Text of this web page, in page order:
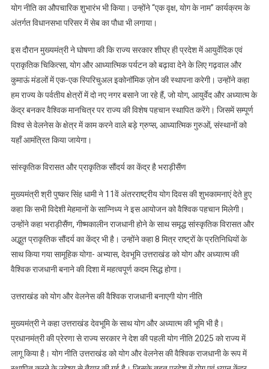
की
राजधानी
योग नीति का औपचारिक शुभारंभ भी किया। उन्होंने “एक वृक्ष, योग के नाम” कार्यक्रम के
अंतर्गत विधानसभा परिसर में सेब का पौधा भी लगाया।
इस दौरान मुख्यमंत्री ने घोषणा की कि राज्य सरकार शीघ्र ही प्रदेश में आयुर्वेदिक एवं
प्राकृतिक चिकित्सा, योग और आध्यात्मिक पर्यटन को बढ़ावा देने के लिए गढ़वाल और
कुमाऊं मंडलों में एक-एक स्पिरिचुअल इकोनॉमिक ज़ोन की स्थापना करेगी। उन्होंने कहा
हम राज्य के पर्वतीय क्षेत्रों में दो नए नगर बसाने जा रहे हैं, जो योग, आयुर्वेद और अध्यात्म के
केंद्र बनकर वैश्विक मानचित्र पर राज्य की विशेष पहचान स्थापित करेंगे। जिसमें सम्पूर्ण
विश्व से वेलनेस के क्षेत्र में काम करने वाले बड़े ग्रुप्स, आध्यात्मिक गुरुओं, संस्थानों को
यहाँ आमंत्रित किया जायेगा।
सांस्कृतिक विरासत और प्राकृतिक सौंदर्य का केंद्र है भराड़ीसैंण
मुख्यमंत्री श्री पुष्कर सिंह धामी ने 11वें अंतरराष्ट्रीय योग दिवस की शुभकामनाएं देते हुए
कहा कि सभी विदेशी मेहमानों के सान्निध्य ने इस आयोजन को वैश्विक पहचान मिलेगी।
उन्होंने कहा भराड़ीसैंण, गीष्मकालीन राजधानी होने के साथ समृद्ध सांस्कृतिक विरासत और
अद्भुत प्राकृतिक सौंदर्य का केंद्र भी है। उन्होंने कहा 8 मित्र राष्ट्रों के प्रतिनिधियों के
साथ किया गया सामूहिक योगा- अभ्यास, देवभूमि उत्तराखंड को योग और अध्यात्म की
वैश्विक राजधानी बनाने की दिशा में महत्वपूर्ण कदम सिद्ध होगा।
उत्तराखंड को योग और वेलनेस की वैश्विक राजधानी बनाएगी योग नीति
मुख्यमंत्री ने कहा उत्तराखंड देवभूमि के साथ योग और अध्यात्म की भूमि भी है।
प्रधानमंत्री की प्रेरणा से राज्य सरकार ने देश की पहली योग नीति 2025 को राज्य में
लागू किया है। योग नीति उत्तराखंड को योग और वेलनेस की वैश्विक राजधानी के रूप में